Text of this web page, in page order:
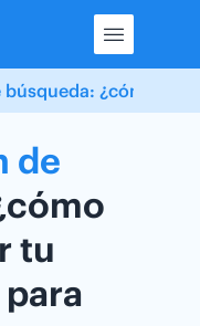
¿cómo
de
tu